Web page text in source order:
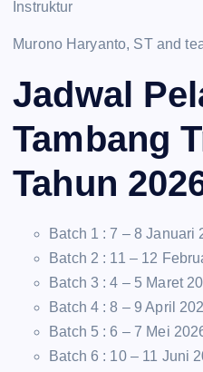
Instruktur
Murono Haryanto, ST and
Jadwal
Tambang
Tahun
Batch 1 : 7 – 8 Januari
Batch 2 : 11 – 12
Batch 3 : 4 – 5 Maret
Batch 4 : 8 – 9 April
Batch 5 : 6 – 7 Mei
Batch 6 : 10 – 11 Juni